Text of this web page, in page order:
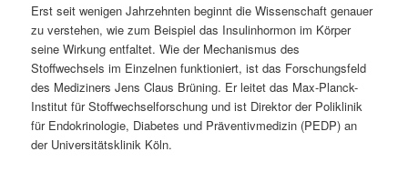
n
g
e
n
r
i
n
g
Erst seit wenigen Jahrzehnten beginnt die Wissenschaft genauer
zu verstehen, wie zum Beispiel das Insulinhormon im Körper
seine Wirkung entfaltet. Wie der Mechanismus des
Stoffwechsels im Einzelnen funktioniert, ist das Forschungsfeld
des Mediziners Jens Claus Brüning. Er leitet das Max-Planck-
Institut für Stoffwechselforschung und ist Direktor der Poliklinik
für Endokrinologie, Diabetes und Präventivmedizin (PEDP) an
der Universitätsklinik Köln.